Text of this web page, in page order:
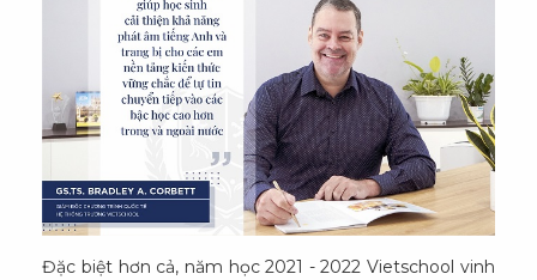
Đặc biệt hơn cả, năm học 2021 - 2022 Vietschool vinh